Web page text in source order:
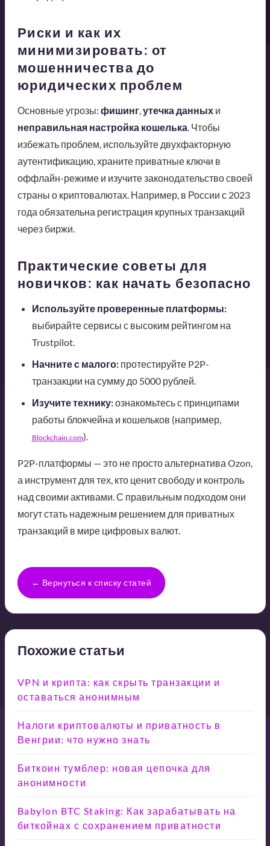
Риски и как их
минимизировать: от
мошенничества до
юридических проблем
Основные угрозы: фишинг,утечка данныхи
неправильная настройка кошелька. Чтобы
избежать проблем, используйте двухфакторную
аутентификацию, храните приватные ключи в
оффлайн-режиме и изучите законодательство своей
страны о криптовалютах. Например, в России с 2023
года обязательна регистрация крупных транзакций
через биржи.
Практические советы для
новичков: как начать безопасно
Используйте проверенные платформы:
выбирайте сервисы с высоким рейтингом на
Trustpilot.
Начните с малого:протестируйте P2P-
транзакции на сумму до 5000 рублей.
Изучите технику:ознакомьтесь с принципами
работы блокчейна и кошельков (например,
Blockchain.com).
P2P-платформы — это не просто альтернатива Ozon,
а инструмент для тех, кто ценит свободу и контроль
над своими активами. С правильным подходом они
могут стать надежным решением для приватных
транзакций в мире цифровых валют.
← Вернуться к списку статей
Похожие статьи
VPN и крипта: как скрыть транзакции и
оставаться анонимным
Налоги криптовалюты и приватность в
Венгрии: что нужно знать
Биткоин тумблер: новая цепочка для
анонимности
Babylon BTC Staking: Как зарабатывать на
биткойнах с сохранением приватности